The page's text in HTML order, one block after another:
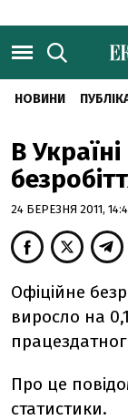
НОВИНИ
В
24 БЕРЕЗНЯ 2011,
Офіційне
виросло на
Про це
статистики.